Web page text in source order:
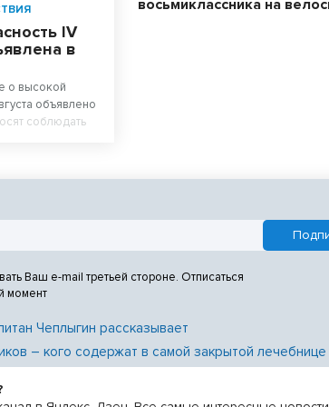
IV
в
о высокой
объявлено
соблюдать
восьмиклассника на
Ваш e-mail третьей стороне. Отписаться
момент
Чеплыгин рассказывает
– кого содержат в самой закрытой